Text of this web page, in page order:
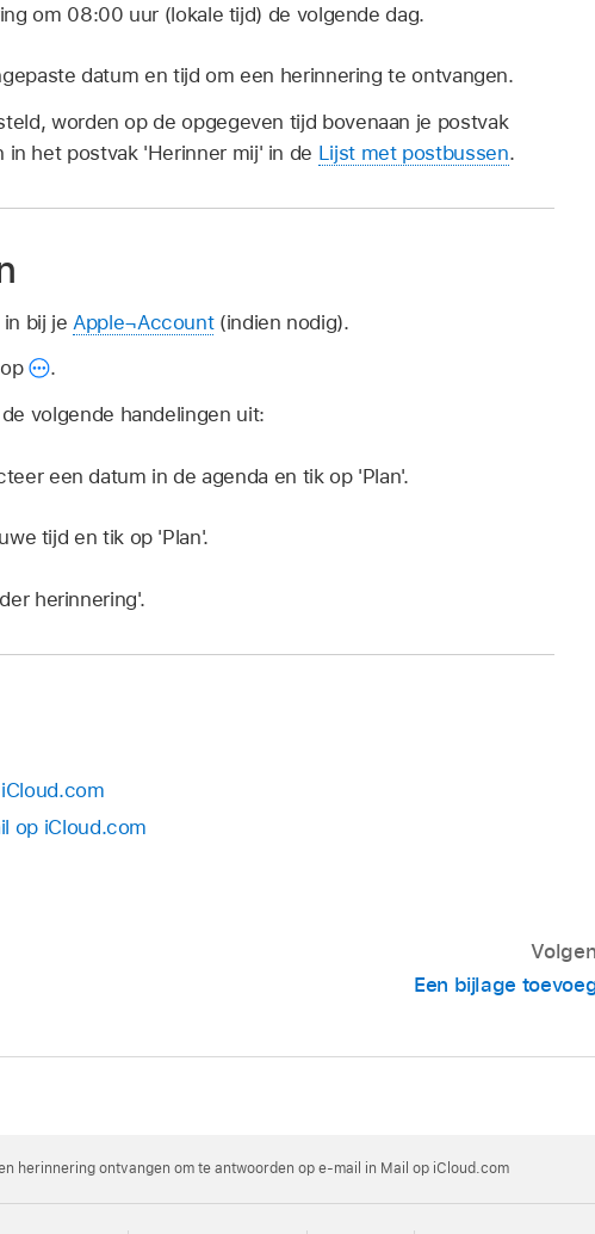
om 08:00 uur (lokale tijd) de volgende dag.
datum en tijd om een herinnering te ontvangen.
worden op de opgegeven tijd bovenaan je postvak
het postvak 'Herinner mij' in de Lijst met postbussen.
bij je Apple¬Account(indien nodig).
op
.
volgende handelingen uit:
een datum in de agenda en tik op 'Plan'.
tijd en tik op 'Plan'.
herinnering'.
op iCloud.com
Een bijlage
herinnering ontvangen om te antwoorden op e‑mail in Mail op iCloud.com